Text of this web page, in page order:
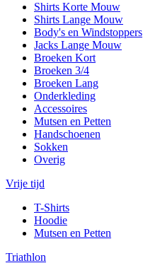
Shirts Korte Mouw
Shirts Lange Mouw
Body's en Windstoppers
Jacks Lange Mouw
Broeken Kort
Broeken 3/4
Broeken Lang
Onderkleding
Accessoires
Mutsen en Petten
Handschoenen
Sokken
Overig
Vrije tijd
T-Shirts
Hoodie
Mutsen en Petten
Triathlon